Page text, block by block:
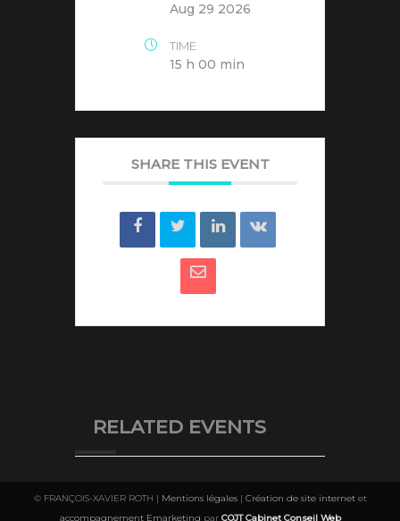
Aug 29 2026
TIME
15 h 00 min
SHARE THIS EVENT
RELATED EVENTS
© FRANÇOIS-XAVIER ROTH | Mentions légales| Création de site internetet
accompagnement Emarketing par COJT Cabinet Conseil Web